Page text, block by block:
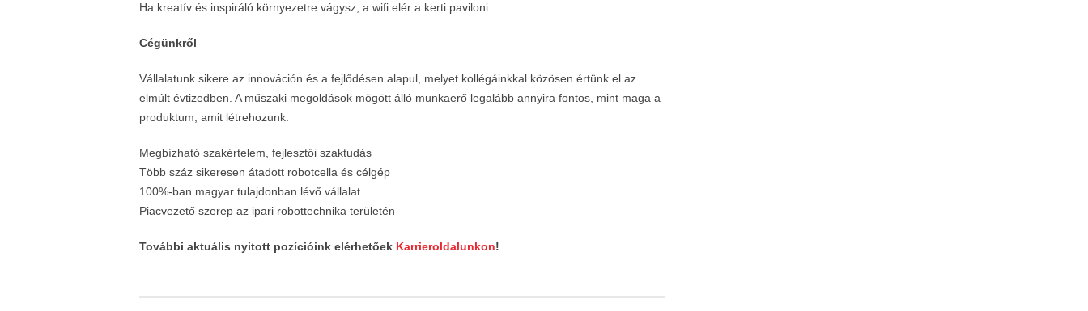
Ha kreatív és inspiráló környezetre vágysz, a wifi elér a kerti paviloni
Cégünkről
Vállalatunk sikere az innováción és a fejlődésen alapul, melyet kollégáinkkal közösen értünk el az
elmúlt évtizedben. A műszaki megoldások mögött álló munkaerő legalább annyira fontos, mint maga a
produktum, amit létrehozunk.
Megbízható szakértelem, fejlesztői szaktudás
Több száz sikeresen átadott robotcella és célgép
100%-ban magyar tulajdonban lévő vállalat
Piacvezető szerep az ipari robottechnika területén
További aktuális nyitott pozícióink elérhetőek Karrieroldalunkon!